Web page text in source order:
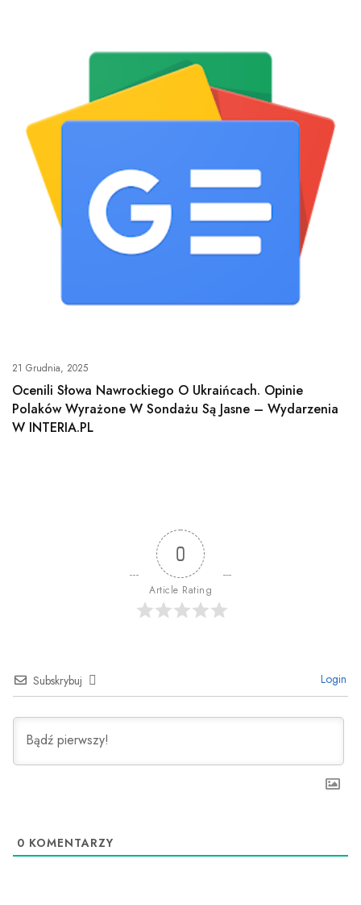
21 Grudnia, 2025
Ocenili Słowa Nawrockiego O Ukraińcach. Opinie
Polaków Wyrażone W Sondażu Są Jasne – Wydarzenia
W INTERIA.PL
0
Article Rating
Subskrybuj Login
0 KOMENTARZY